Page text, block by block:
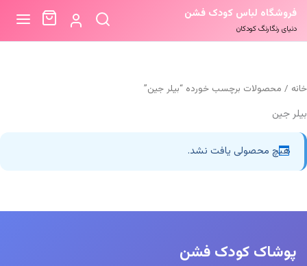
فروشگاه لباس کودک فشن
دنیای رنگارنگ کودکان
خانه / محصولات برچسب خورده “بیلر جین”
بیلر جین
هیچ محصولی یافت نشد.
پوشاک کودک فشن